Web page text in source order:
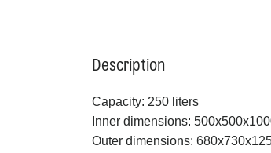
Description
Capacity: 250 liters
Inner dimensions:
Outer dimensions: